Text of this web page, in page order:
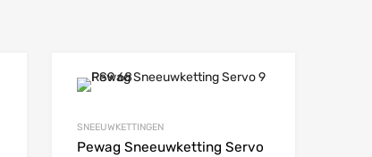
Add to Wishlist
Add to Compare
SNEEUWKETTINGEN
Pewag Sneeuwketting Servo